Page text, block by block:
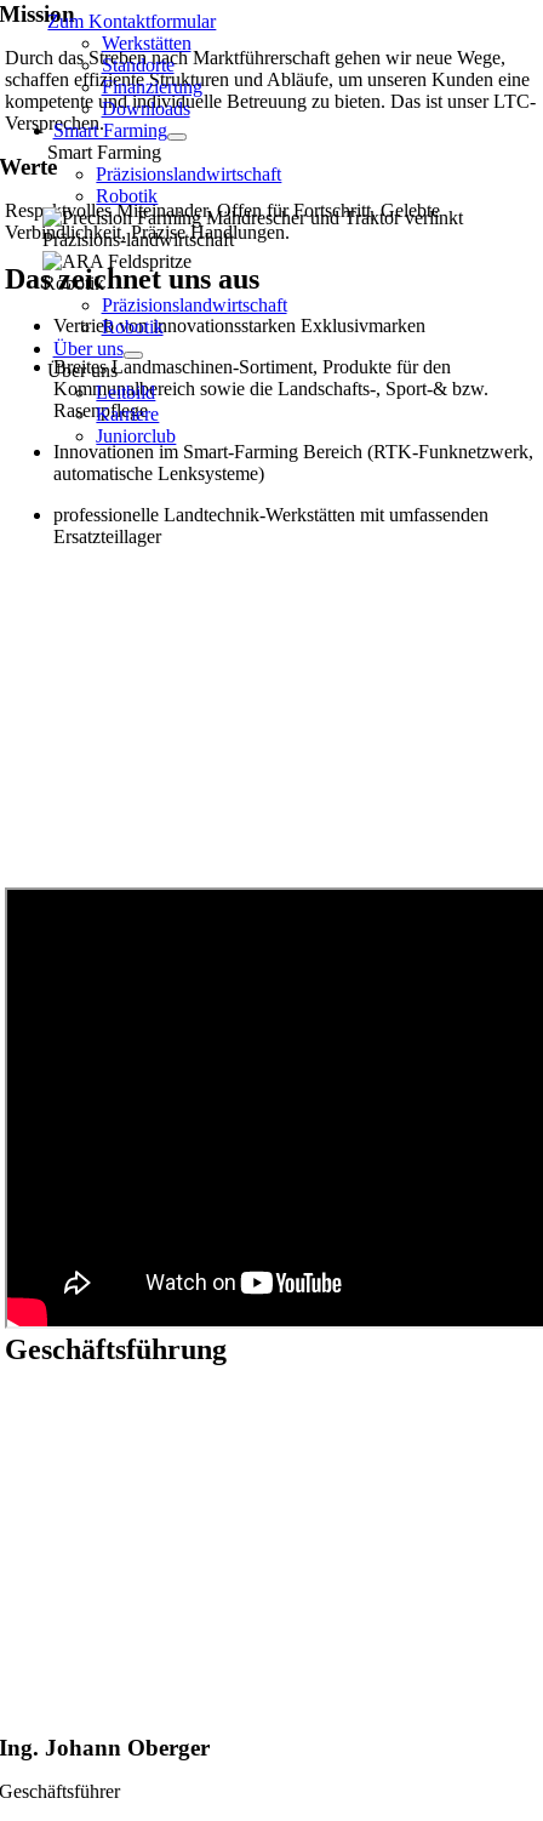
Zum Kontaktformular
Werkstätten
Standorte
Finanzierung
Downloads
Smart Farming
Smart Farming
Präzisionslandwirtschaft
Robotik
Präzisions-landwirtschaft
Robotik
Präzisionslandwirtschaft
Robotik
Über uns
Über uns
Leitbild
Karriere
Juniorclub
Mission
Durch das Streben nach Marktführerschaft gehen wir neue Wege,
schaffen effiziente Strukturen und Abläufe, um unseren Kunden eine
kompetente und individuelle Betreuung zu bieten. Das ist unser LTC-
Versprechen.
Werte
Respektvolles Miteinander, Offen für Fortschritt, Gelebte
Verbindlichkeit, Präzise Handlungen.
Das zeichnet uns aus
Vertrieb von innovationsstarken Exklusivmarken
Breites Landmaschinen-Sortiment, Produkte für den
Kommunalbereich sowie die Landschafts-, Sport-& bzw.
Rasenpflege
Innovationen im Smart-Farming Bereich (RTK-Funknetzwerk,
automatische Lenksysteme)
professionelle Landtechnik-Werkstätten mit umfassenden
Ersatzteillager
Geschäftsführung
Ing. Johann Oberger
Geschäftsführer